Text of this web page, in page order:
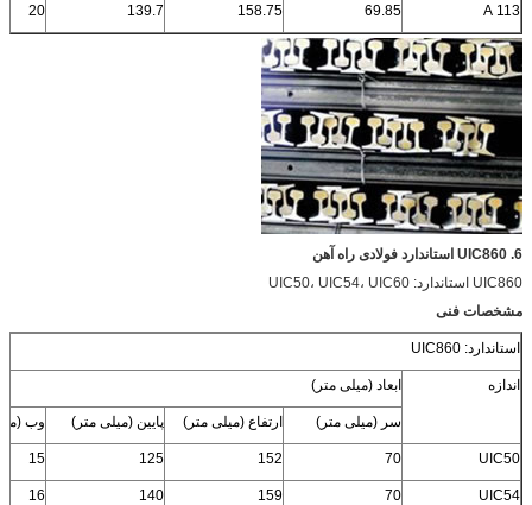
113 A
69.85
158.75
139.7
20
6. UIC860 استاندارد فولادی راه آهن
UIC860 استاندارد: UIC50، UIC54، UIC60
مشخصات فنی
استاندارد: UIC860
اندازه ابعاد (میلی متر)
سر (میلی متر) ارتفاع (میلی متر) پایین (میلی متر) وب
UIC50
70
152
125
15
UIC54
70
159
140
16